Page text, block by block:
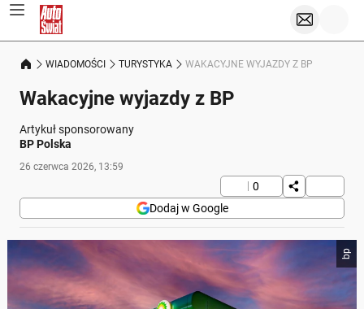
WIADOMOŚCI TURYSTYKA WAKACYJNE WYJAZDY Z BP
Wakacyjne wyjazdy z BP
Artykuł sponsorowany
BP Polska
26 czerwca 2026, 13:59
0
Dodaj w Google
bp